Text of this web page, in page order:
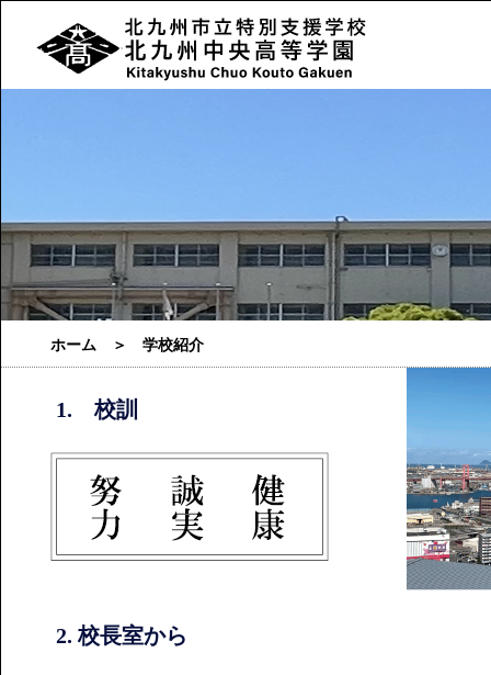
ホーム ＞ 学校紹介
1. 校訓
2. 校長室から